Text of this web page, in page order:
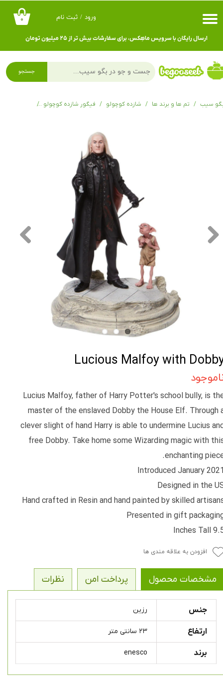
۰ ورود / ثبت نام
حساب کاربری من
تغییر گذر واژه
سفارشات
ارسال رایگان با سرویس ماهِکس، برای سفارشات بیش تر از ۲۵ میلیون تومان
جستجو
سیب تم ها و برند ها شازده کوچولو فیگور شازده کوچولو
Lucious Malfoy with
Lucius Malfoy, father of Harry Potter's school bully, is
master of the enslaved Dobby the House Elf. Through
clever slight of hand Harry is able to undermine Lucius
free Dobby. Take home some Wizarding magic with
enchanting
Introduced January
Designed in the
Hand crafted in Resin and hand painted by skilled
Presented in gift
9.5 Inches
افزودن به علاقه مندی ها
مشخصات محصول پرداخت امن نظرات
جنس رزین
ارتفاع ۲۳ سانتی متر
برند enesco